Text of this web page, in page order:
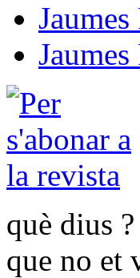
què dius ?
que no et